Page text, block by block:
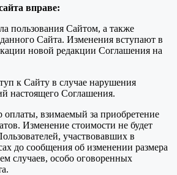
вправе:
пользования Сайтом, а также
Сайта. Изменения вступают в
новой редакции Соглашения на
к Сайту в случае нарушения
настоящего Соглашения.
оплаты, взимаемый за приобретение
Изменение стоимости не будет
участвовавших в
до сообщения об изменении размера
случаев, особо оговоренных